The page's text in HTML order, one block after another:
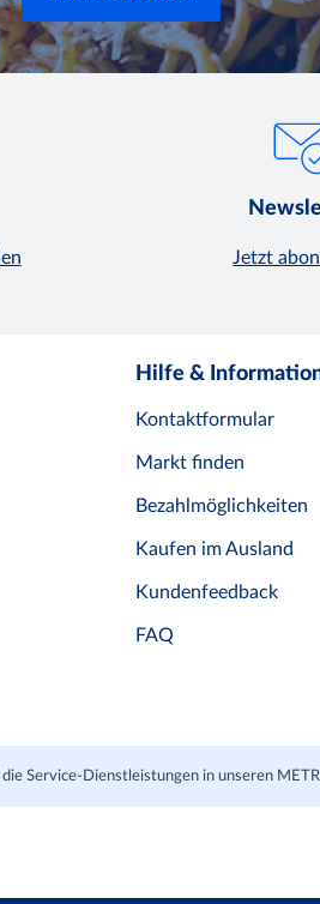
Jetzt
Hilfe &
Kontaktformular
Markt finden
Bezahlmöglichkeiten
Kaufen im Ausland
Kundenfeedback
FAQ
Service-Dienstleistungen in unseren